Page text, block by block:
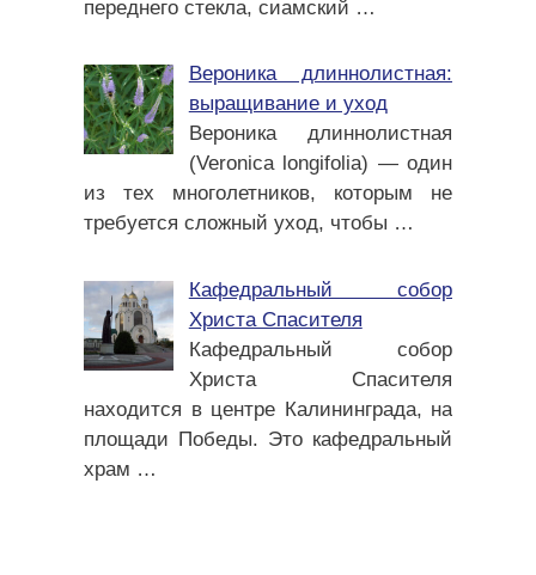
переднего стекла, сиамский …
Вероника длиннолистная:
выращивание и уход
Вероника длиннолистная
(Veronica longifolia) — один
из тех многолетников, которым не
требуется сложный уход, чтобы …
Кафедральный собор
Христа Спасителя
Кафедральный собор
Христа Спасителя
находится в центре Калининграда, на
площади Победы. Это кафедральный
храм …